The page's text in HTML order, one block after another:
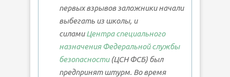
первых взрывов заложники начали
выбегать из школы, и
силамиЦентра специального
назначения Федеральной службы
безопасности(ЦСН ФСБ) был
предпринят штурм. Во время